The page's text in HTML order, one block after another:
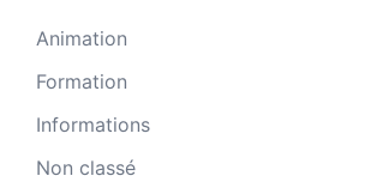
Animation
Formation
Informations
Non classé